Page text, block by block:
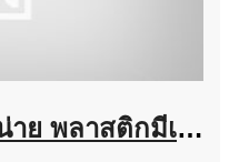
0863771698 เราจำหน่าย พลาสติกมีเดีย (Plastic Media) และ Bio Media